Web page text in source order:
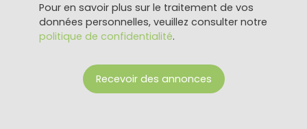
Pour en savoir plus sur le traitement de vos
données personnelles, veuillez consulter notre
politique de confidentialité.
Recevoir des annonces